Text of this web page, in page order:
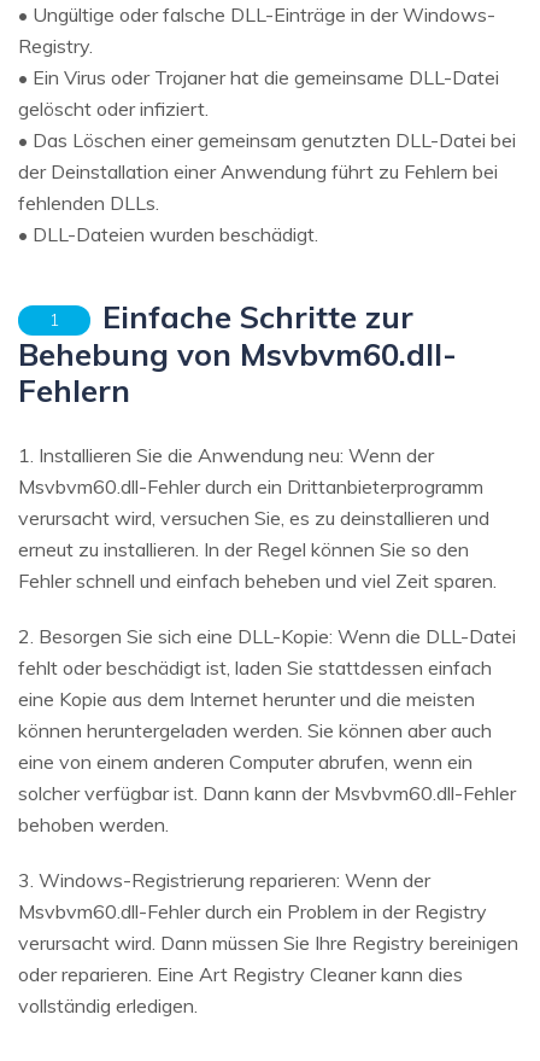
• Ungültige oder falsche DLL-Einträge in der Windows-
Registry.
• Ein Virus oder Trojaner hat die gemeinsame DLL-Datei
gelöscht oder infiziert.
• Das Löschen einer gemeinsam genutzten DLL-Datei bei
der Deinstallation einer Anwendung führt zu Fehlern bei
fehlenden DLLs.
• DLL-Dateien wurden beschädigt.
1
Einfache Schritte zur
Behebung von Msvbvm60.dll-
Fehlern
1. Installieren Sie die Anwendung neu: Wenn der
Msvbvm60.dll-Fehler durch ein Drittanbieterprogramm
verursacht wird, versuchen Sie, es zu deinstallieren und
erneut zu installieren. In der Regel können Sie so den
Fehler schnell und einfach beheben und viel Zeit sparen.
2. Besorgen Sie sich eine DLL-Kopie: Wenn die DLL-Datei
fehlt oder beschädigt ist, laden Sie stattdessen einfach
eine Kopie aus dem Internet herunter und die meisten
können heruntergeladen werden. Sie können aber auch
eine von einem anderen Computer abrufen, wenn ein
solcher verfügbar ist. Dann kann der Msvbvm60.dll-Fehler
behoben werden.
3. Windows-Registrierung reparieren: Wenn der
Msvbvm60.dll-Fehler durch ein Problem in der Registry
verursacht wird. Dann müssen Sie Ihre Registry bereinigen
oder reparieren. Eine Art Registry Cleaner kann dies
vollständig erledigen.